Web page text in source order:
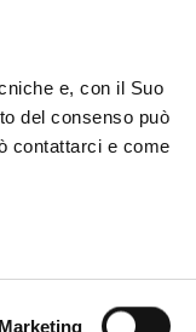
e, con il Suo
del consenso può
contattarci e come
Marketing
CONTATTI